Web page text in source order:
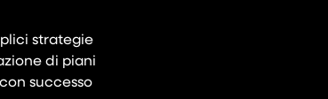
strategie
di piani
successo